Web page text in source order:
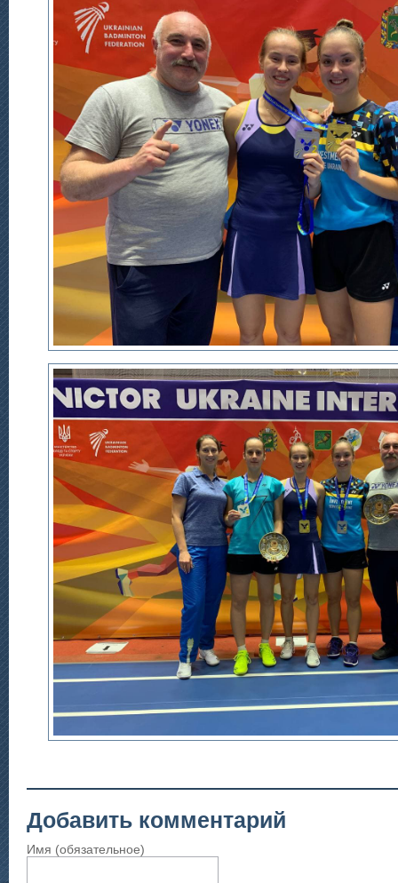
Добавить комментарий
Имя (обязательное)